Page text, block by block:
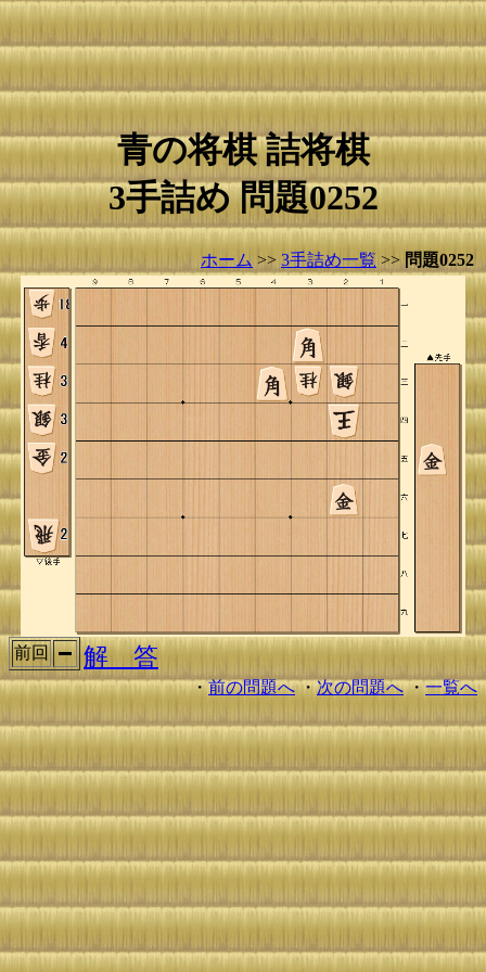
青の将棋 詰将棋
3手詰め 問題0252
ホーム >> 3手詰め一覧 >> 問題0252
前回 解 答
・前の問題へ・次の問題へ・一覧へ